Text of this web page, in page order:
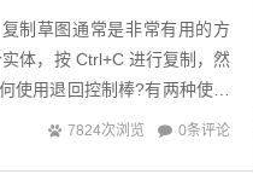
制草图通常是非常有用的方
体，按 Ctrl+C 进行复制，然
使用退回控制棒?有两种使用
7824次浏览 0条评论